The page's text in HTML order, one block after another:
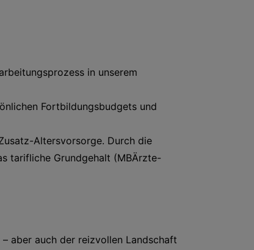
in unserem
Fortbildungsbudgets und
Altersvorsorge. Durch die
tarifliche Grundgehalt (MBÄrzte-
aber auch der reizvollen Landschaft